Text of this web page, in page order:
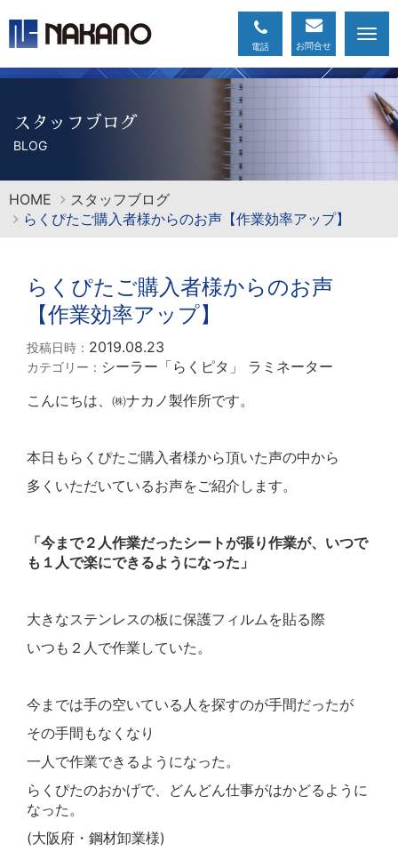
スタッフブログ
BLOG
HOME
スタッフブログ
らくぴたご購入者様からのお声【作業効率アップ】
らくぴたご購入者様からのお声
【作業効率アップ】
投稿日時： 2019.08.23
カテゴリー： シーラー「らくピタ」
ラミネーター
こんにちは、㈱ナカノ製作所です。
本日もらくぴたご購入者様から頂いた声の中から
多くいただいているお声をご紹介します。
「今まで２人作業だったシートが張り作業が、いつで
も１人で楽にできるようになった」
大きなステンレスの板に保護フィルムを貼る際
いつも２人で作業していた。
今までは手の空いている人を探すのが手間だったが
その手間もなくなり
一人で作業できるようになった。
らくぴたのおかげで、どんどん仕事がはかどるように
なった。
(大阪府・鋼材卸業様)